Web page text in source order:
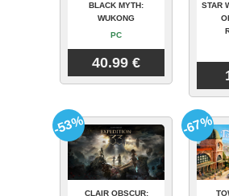
BLACK MYTH:
WUKONG
PC
40.99 €
STAR
CLAIR OBSCUR:
-53% -67%